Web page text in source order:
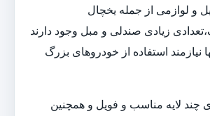
و لوازمی از جمله یخچال
زیادی صندلی و مبل وجود دارند
نیازمند استفاده از خودروهای بزرگ
چند لایه مناسب و فویل و همچنین